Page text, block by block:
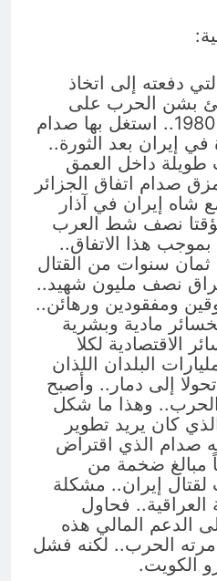
دفعته إلى اتخاذ
بشن الحرب على
إيران في أيلول العام 1980.. استغل بها صدام
في إيران بعد الثورة..
داخل العمق
صدام اتفاق الجزائر
شاه إيران في آذار
مؤقتا نصف شط العرب
بموجب هذا الاتفاق..
سنوات من القتال
نصف مليون شهيد..
ومفقودين ورهائن..
مادية وبشرية
الاقتصادية لكلا
البلدان اللذان
إلى دمار.. وأصبح
الحرب.. وهذا ما شكل
كان يريد تطوير
صدام الذي اقتراض
مبالغ ضخمة من
لقتال إيران.. مشكلة
العراقية.. فحاول
الدعم المالي هذه
الحرب.. لكنه فشل
الكويت.